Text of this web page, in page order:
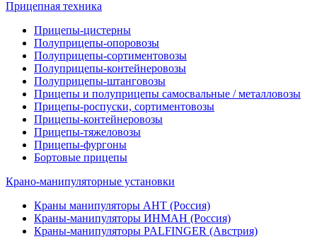
Прицепная техника
Прицепы-цистерны
Полуприцепы-опоровозы
Полуприцепы-сортиментовозы
Полуприцепы-контейнеровозы
Полуприцепы-штанговозы
Прицепы и полуприцепы самосвальные / металловозы
Прицепы-роспуски, сортиментовозы
Прицепы-контейнеровозы
Прицепы-тяжеловозы
Прицепы-фургоны
Бортовые прицепы
Крано-манипуляторные установки
Краны манипуляторы АНТ (Россия)
Краны-манипуляторы ИНМАН (Россия)
Краны-манипуляторы PALFINGER (Австрия)